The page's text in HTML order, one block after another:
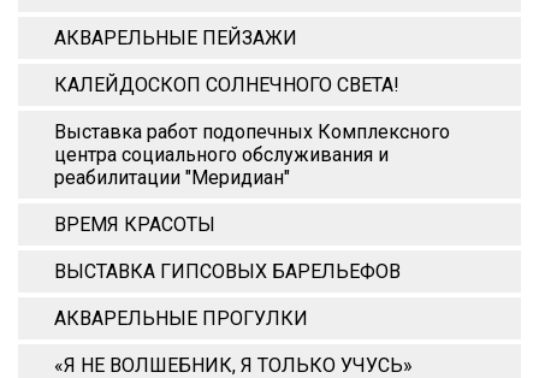
АКВАРЕЛЬНЫЕ ПЕЙЗАЖИ
КАЛЕЙДОСКОП СОЛНЕЧНОГО СВЕТА!
Выставка работ подопечных Комплексного
центра социального обслуживания и
реабилитации "Меридиан"
ВРЕМЯ КРАСОТЫ
ВЫСТАВКА ГИПСОВЫХ БАРЕЛЬЕФОВ
АКВАРЕЛЬНЫЕ ПРОГУЛКИ
«Я НЕ ВОЛШЕБНИК, Я ТОЛЬКО УЧУСЬ»